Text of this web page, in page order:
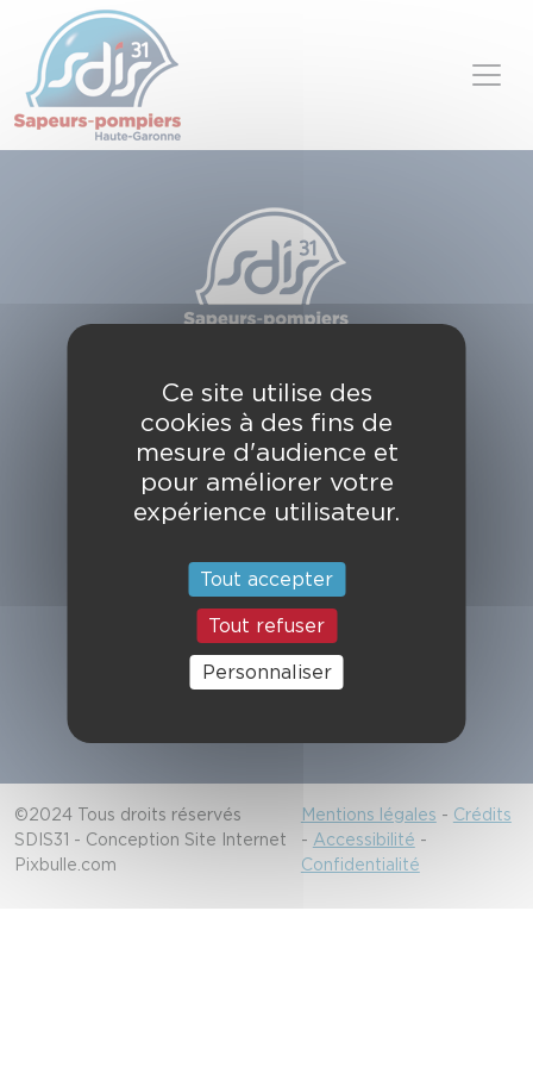
49, chemin de l'Armurié
C.S. 80123
31772 COLOMIERS CEDEX
Contactez-nous
Alerter les secours
18/112
©2024 Tous droits réservés
SDIS31 - Conception Site Internet
Pixbulle.com
Mentions légales - Crédits
- Accessibilité -
Confidentialité
Panneau de gestion des cookies
Ce site utilise des
cookies à des fins de
mesure d'audience et
pour améliorer votre
expérience utilisateur.
Tout accepter
Tout refuser
Personnaliser